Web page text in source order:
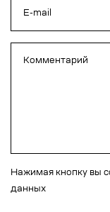
Нажимая кнопку вы
данных